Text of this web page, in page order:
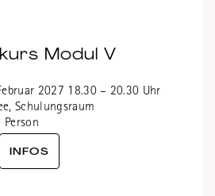
Modul V
2027 18.30 – 20.30 Uhr
Schulungsraum
Person
INFOS